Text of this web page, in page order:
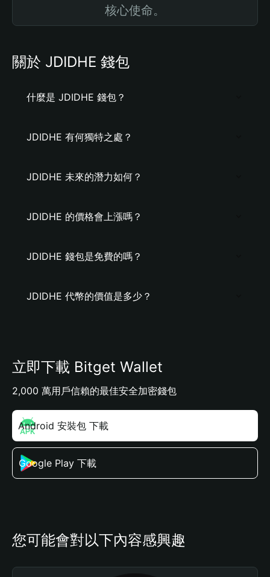
核心使命。
關於 JDIDHE 錢包
什麼是 JDIDHE 錢包？
JDIDHE 有何獨特之處？
JDIDHE 未來的潛力如何？
JDIDHE 的價格會上漲嗎？
JDIDHE 錢包是免費的嗎？
JDIDHE 代幣的價值是多少？
立即下載 Bitget Wallet
2,000 萬用戶信賴的最佳安全加密錢包
Android 安裝包 下載
Google Play 下載
您可能會對以下內容感興趣